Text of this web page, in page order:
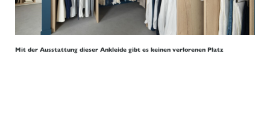
Mit der Ausstattung dieser Ankleide gibt es keinen verlorenen Platz